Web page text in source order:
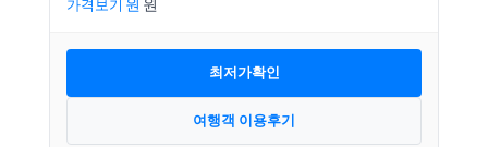
최저가확인
여행객 이용후기